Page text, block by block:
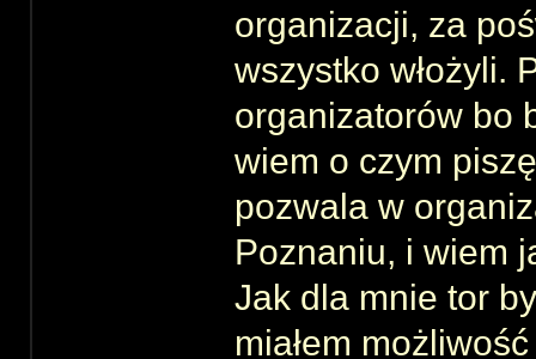
organizacji, za
wszystko włożyli.
organizatorów bo
wiem o czym
pozwala w
Poznaniu, i wiem
Jak dla mnie tor
miałem